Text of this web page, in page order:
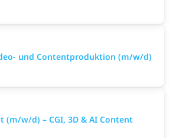
und Contentproduktion (m/w/d)
(m/w/d) – CGI, 3D & AI Content